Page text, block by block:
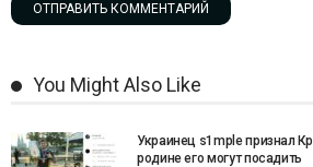
You Might Also Like
Украинец s1mple признал
родине его могут посадить